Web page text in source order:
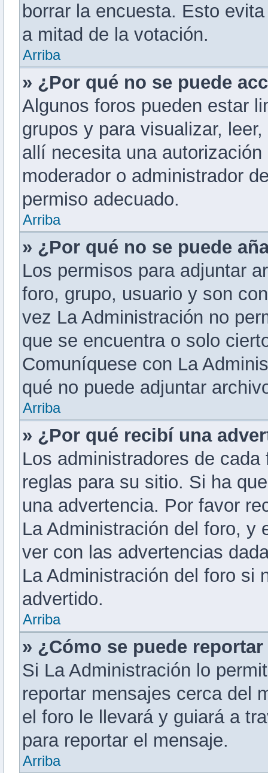
borrar la encuesta. Esto
a mitad de la votación.
Arriba
» ¿Por qué no se puede
Algunos foros pueden estar
grupos y para visualizar,
allí necesita una
moderador o administrador
permiso adecuado.
Arriba
» ¿Por qué no se puede
Los permisos para adjuntar
foro, grupo, usuario y son
vez La Administración no
que se encuentra o solo
Comuníquese con La
qué no puede adjuntar
Arriba
» ¿Por qué recibí una
Los administradores de
reglas para su sitio. Si ha
una advertencia. Por favor
La Administración del foro, y
ver con las advertencias
La Administración del foro si
advertido.
Arriba
» ¿Cómo se puede
Si La Administración lo
reportar mensajes cerca del
el foro le llevará y guiará a
para reportar el mensaje.
Arriba